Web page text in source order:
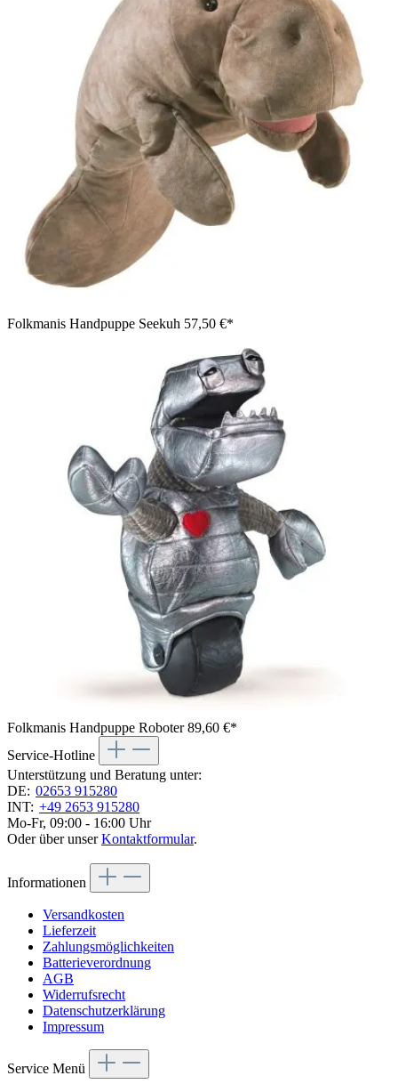
Folkmanis Handpuppe Seekuh 57,50 €*
Folkmanis Handpuppe Roboter89,60 €*
Service-Hotline
Unterstützung und Beratung unter:
DE: 02653 915280
INT: +49 2653 915280
Mo-Fr, 09:00 - 16:00 Uhr
Oder über unserKontaktformular.
Informationen
Versandkosten
Lieferzeit
Zahlungsmöglichkeiten
Batterieverordnung
AGB
Widerrufsrecht
Datenschutzerklärung
Impressum
Service Menü